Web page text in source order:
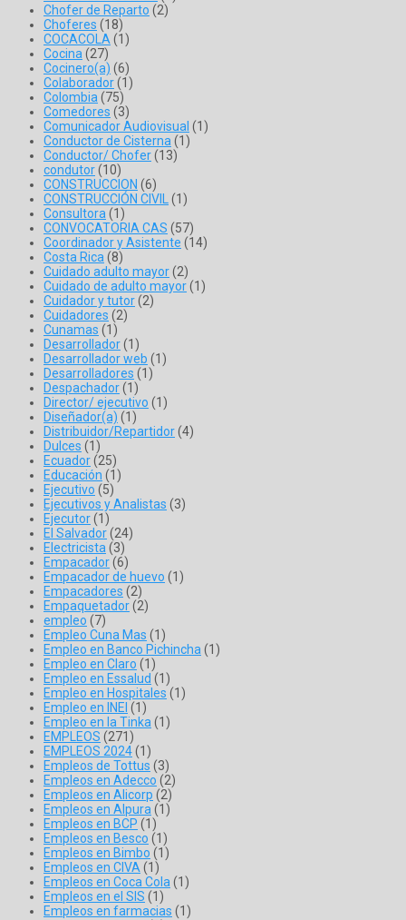
Chofer de Reparto (2)
Choferes (18)
COCACOLA(1)
Cocina(27)
Cocinero(a) (6)
Colaborador(1)
Colombia(75)
Comedores (3)
Comunicador Audiovisual (1)
Conductor de Cisterna(1)
Conductor/ Chofer(13)
condutor(10)
CONSTRUCCION (6)
CONSTRUCCIÓN CIVIL(1)
Consultora(1)
CONVOCATORIA CAS (57)
Coordinador y Asistente (14)
Costa Rica(8)
Cuidado adulto mayor(2)
Cuidado de adulto mayor(1)
Cuidador y tutor(2)
Cuidadores (2)
Cunamas (1)
Desarrollador(1)
Desarrollador web (1)
Desarrolladores (1)
Despachador(1)
Director/ ejecutivo (1)
Diseñador(a) (1)
Distribuidor/Repartidor(4)
Dulces (1)
Ecuador(25)
Educación (1)
Ejecutivo (5)
Ejecutivos y Analistas (3)
Ejecutor(1)
El Salvador(24)
Electricista(3)
Empacador(6)
Empacador de huevo (1)
Empacadores (2)
Empaquetador(2)
empleo (7)
Empleo Cuna Mas (1)
Empleo en Banco Pichincha(1)
Empleo en Claro (1)
Empleo en Essalud (1)
Empleo en Hospitales (1)
Empleo en INEI (1)
Empleo en la Tinka(1)
EMPLEOS (271)
EMPLEOS 2024(1)
Empleos de Tottus (3)
Empleos en Adecco (2)
Empleos en Alicorp (2)
Empleos en Alpura(1)
Empleos en BCP (1)
Empleos en Besco (1)
Empleos en Bimbo (1)
Empleos en CIVA(1)
Empleos en Coca Cola(1)
Empleos en el SIS (1)
Empleos en farmacias (1)